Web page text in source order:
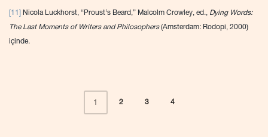
[11] Nicola Luckhorst, “Proust’s Beard,” Malcolm Crowley, ed., Dying Words:
The Last Moments of Writers and Philosophers(Amsterdam: Rodopi, 2000)
içinde.
1 2 3 4